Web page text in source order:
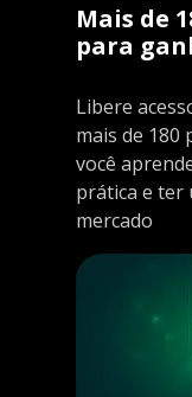
Mais de
para
Libere
mais de 180
você
prática e ter
mercado